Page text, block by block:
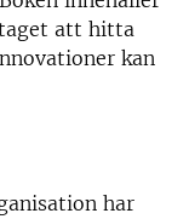
att hitta
kan
har